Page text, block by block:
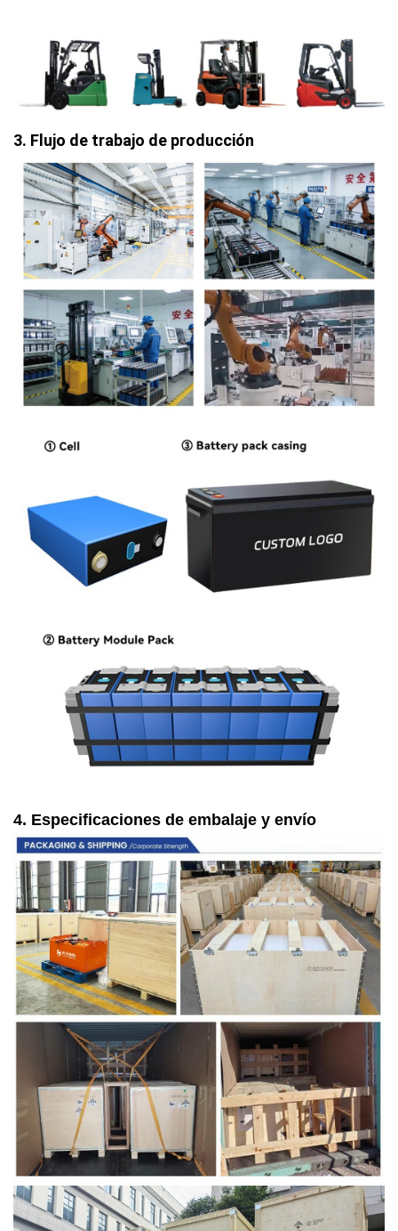
3. Flujo de trabajo de producción
4. Especificaciones de embalaje y envío